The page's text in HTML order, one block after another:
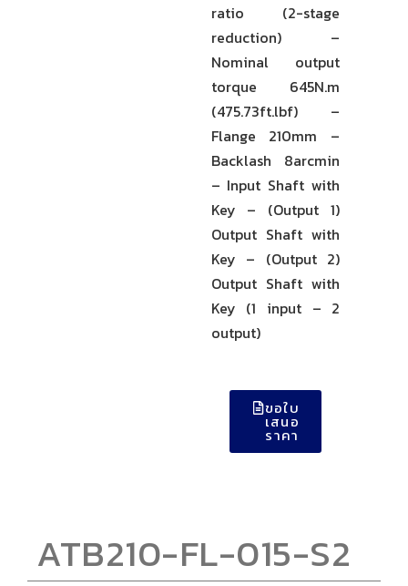
ratio (2-stage
reduction) –
Nominal output
torque 645N.m
(475.73ft.lbf) –
Flange 210mm –
Backlash 8arcmin
– Input Shaft with
Key – (Output 1)
Output Shaft with
Key – (Output 2)
Output Shaft with
Key (1 input – 2
output)
ขอใบ
เสนอ
ราคา
ATB210-FL-015-S2